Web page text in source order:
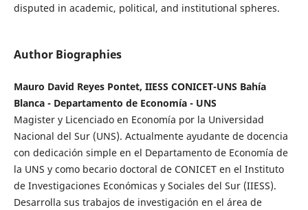
disputed in academic, political, and institutional spheres.
Author Biographies
Mauro David Reyes Pontet, IIESS CONICET-UNS Bahía
Blanca - Departamento de Economía - UNS
Magister y Licenciado en Economía por la Universidad
Nacional del Sur (UNS). Actualmente ayudante de docencia
con dedicación simple en el Departamento de Economía de
la UNS y como becario doctoral de CONICET en el Instituto
de Investigaciones Económicas y Sociales del Sur (IIESS).
Desarrolla sus trabajos de investigación en el área de